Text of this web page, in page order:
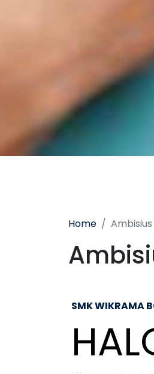
Home
SMK WIKRAMA